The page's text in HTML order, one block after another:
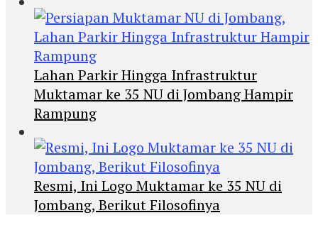
Lahan Parkir Hingga Infrastruktur
Muktamar ke 35 NU di Jombang Hampir
Rampung
Resmi, Ini Logo Muktamar ke 35 NU di
Jombang, Berikut Filosofinya